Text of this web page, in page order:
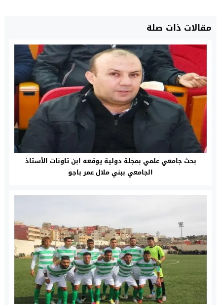
مقالات ذات صلة
بحث جامعي علمي بمجلة دولية يوقعه ابن تاونات الأستاذ
الجامعي ببني ملال عمر باجو